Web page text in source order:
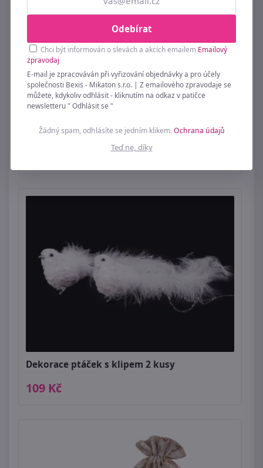
Věnec polystyren Ø20 cm
Dekorace ptáček s klipem 2 kusy
109 Kč
Odebírat
Chci být informován o slevách a akcích emailem Emailový
zpravodaj
E-mail je zpracováván při vyřizování objednávky a pro účely
společnosti Bexis - Mikaton s.r.o. | Z emailového zpravodaje se
můžete, kdykoliv odhlásit - kliknutím na odkaz v patičce
newsletteru " Odhlásit se "
Žádný spam, odhlásíte se jedním klikem.Ochrana údajů
Teď ne, díky